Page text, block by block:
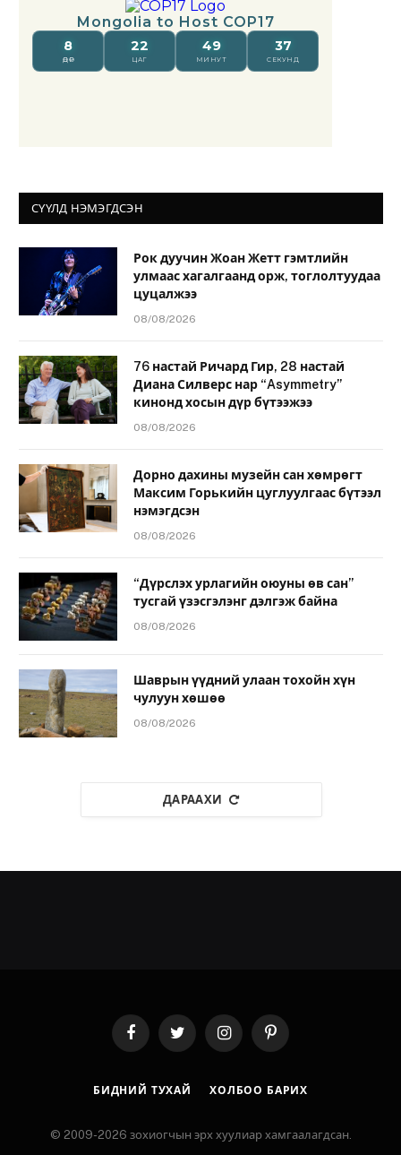
СҮҮЛД НЭМЭГДСЭН
Рок дуучин Жоан Жетт гэмтлийн
улмаас хагалгаанд орж, тоглолтуудаа
цуцалжээ
08/08/2026
76 настай Ричард Гир, 28 настай
Диана Силверс нар “Asymmetry”
кинонд хосын дүр бүтээжээ
08/08/2026
Дорно дахины музейн сан хөмрөгт
Максим Горькийн цуглуулгаас бүтээл
нэмэгдсэн
08/08/2026
“Дүрслэх урлагийн оюуны өв сан”
тусгай үзэсгэлэнг дэлгэж байна
08/08/2026
Шаврын үүдний улаан тохойн хүн
чулуун хөшөө
08/08/2026
ДАРААХИ
FacebookTwitter InstagramPinterest
БИДНИЙ ТУХАЙ ХОЛБОО БАРИХ
© 2009-2026 зохиогчын эрх хуулиар хамгаалагдсан.